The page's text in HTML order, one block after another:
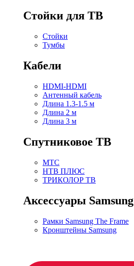
Стойки для ТВ
Стойки
Тумбы
Кабели
HDMI-HDMI
Антенный кабель
Длина 1.3-1.5 м
Длина 2 м
Длина 3 м
Спутниковое ТВ
МТС
НТВ ПЛЮС
ТРИКОЛОР ТВ
Аксессуары Samsung
Рамки Samsung The Frame
Кронштейны Samsung